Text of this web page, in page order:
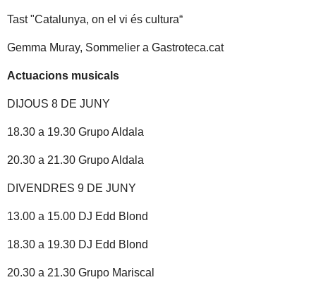
Tast "Catalunya, on el vi és cultura“
Gemma Muray, Sommelier a Gastroteca.cat
Actuacions musicals
DIJOUS 8 DE JUNY
18.30 a 19.30 Grupo Aldala
20.30 a 21.30 Grupo Aldala
DIVENDRES 9 DE JUNY
13.00 a 15.00 DJ Edd Blond
18.30 a 19.30 DJ Edd Blond
20.30 a 21.30 Grupo Mariscal